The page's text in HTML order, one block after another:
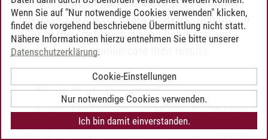
("tidyverse") to conduct data analysis, "ggplot2" to
visualize their data with playful lightness, and
RMarkdown to communicate their results.
Berufliche Bildung in der Sozialpädagogik
[bis Studienbeginn 18/19]-
Komplementärstudium-Methodenorientierte
Zugänge zu den Naturwissenschaften
Wenn Sie auf "Nur notwendige Cookies verwenden" klicken,
findet die vorgehend beschriebene Übermittlung nicht statt.
Nähere Informationen hierzu entnehmen Sie bitte unserer
Datenschutzerklärung.
Cookie-Einstellungen
Nur notwendige Cookies verwenden.
Ich bin damit einverstanden.